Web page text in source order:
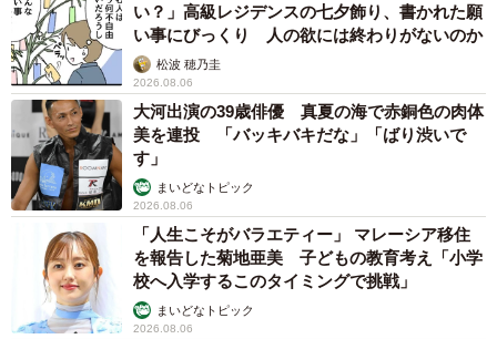
い？」高級レジデンスの七夕飾り、書かれた願
い事にびっくり 人の欲には終わりがないのか
松波 穂乃圭
2026.08.06
大河出演の39歳俳優 真夏の海で赤銅色の肉体
美を連投 「バッキバキだな」「ばり渋いで
す」
まいどなトピック
2026.08.06
「人生こそがバラエティー」 マレーシア移住
を報告した菊地亜美 子どもの教育考え「小学
校へ入学するこのタイミングで挑戦」
まいどなトピック
2026.08.06